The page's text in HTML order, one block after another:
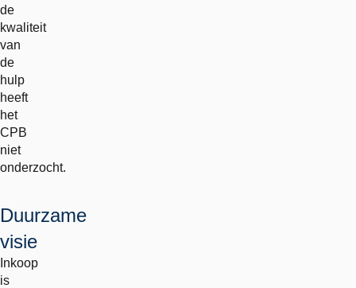
de
kwaliteit
van
de
hulp
heeft
het
CPB
niet
onderzocht.
Duurzame
visie
Inkoop
is